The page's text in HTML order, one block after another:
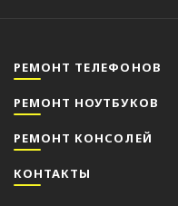
РЕМОНТ ТЕЛЕФОНОВ
РЕМОНТ НОУТБУКОВ
РЕМОНТ КОНСОЛЕЙ
КОНТАКТЫ